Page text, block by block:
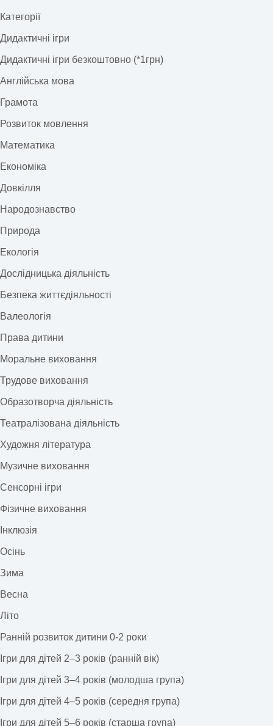
Категорії
Дидактичні ігри
Дидактичні ігри безкоштовно (*1грн)
Англійська мова
Грамота
Розвиток мовлення
Математика
Економіка
Довкілля
Народознавство
Природа
Екологія
Дослідницька діяльність
Безпека життєдіяльності
Валеологія
Права дитини
Моральне виховання
Трудове виховання
Образотворча діяльність
Театралізована діяльність
Художня література
Музичне виховання
Сенсорні ігри
Фізичне виховання
Інклюзія
Осінь
Зима
Весна
Літо
Ранній розвиток дитини 0-2 роки
Ігри для дітей 2–3 років (ранній вік)
Ігри для дітей 3–4 років (молодша група)
Ігри для дітей 4–5 років (середня група)
Ігри для дітей 5–6 років (старша група)